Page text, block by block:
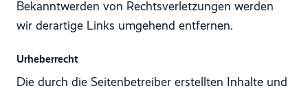
Bekanntwerden von Rechtsverletzungen werden
wir derartige Links umgehend entfernen.
Urheberrecht
Die durch die Seitenbetreiber erstellten Inhalte und